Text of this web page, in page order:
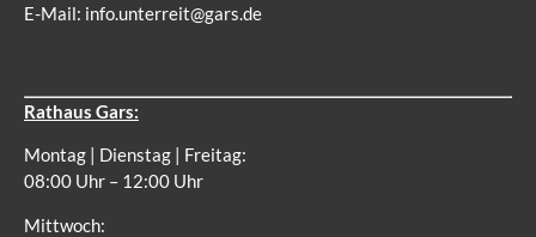
E-Mail: info.unterreit@gars.de
Rathaus Gars:
Montag | Dienstag | Freitag:
08:00 Uhr – 12:00 Uhr
Mittwoch: